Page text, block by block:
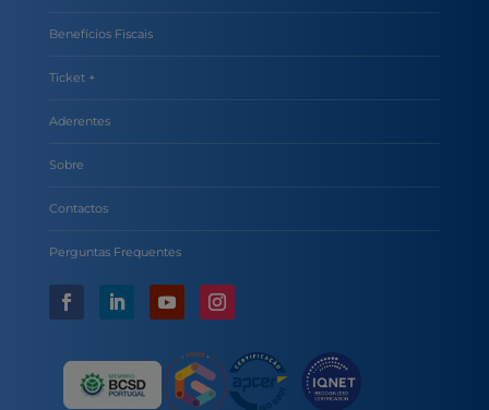
Benefícios Fiscais
Ticket +
Aderentes
Sobre
Contactos
Perguntas Frequentes